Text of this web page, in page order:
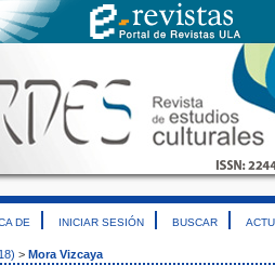
DE INICIAR SESIÓN BUSCAR
> Mora Vizcaya